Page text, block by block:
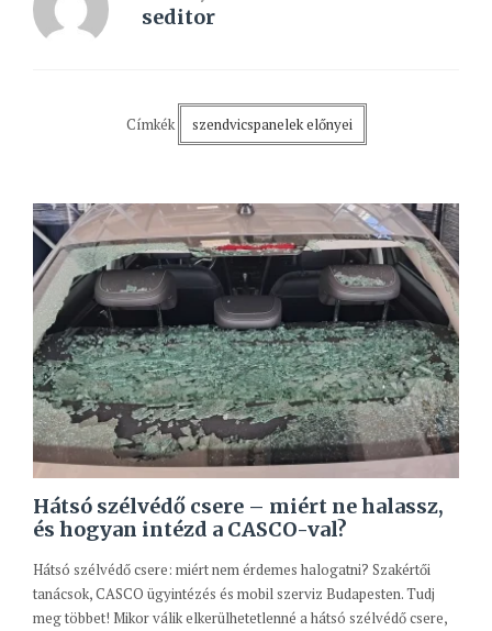
seditor
Címkék szendvicspanelek előnyei
Hátsó szélvédő csere – miért ne halassz,
és hogyan intézd a CASCO-val?
Hátsó szélvédő csere: miért nem érdemes halogatni? Szakértői
tanácsok, CASCO ügyintézés és mobil szerviz Budapesten. Tudj
meg többet! Mikor válik elkerülhetetlenné a hátsó szélvédő csere,